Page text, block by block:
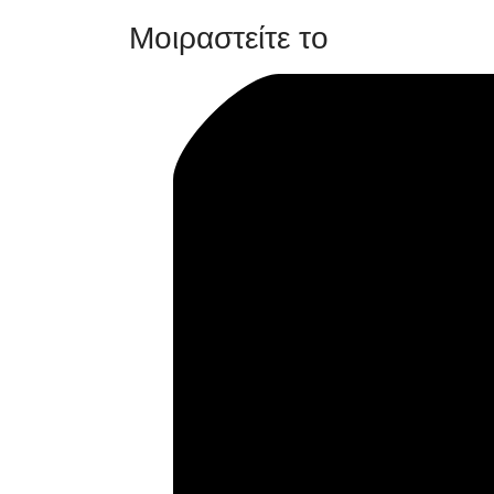
Μοιραστείτε το